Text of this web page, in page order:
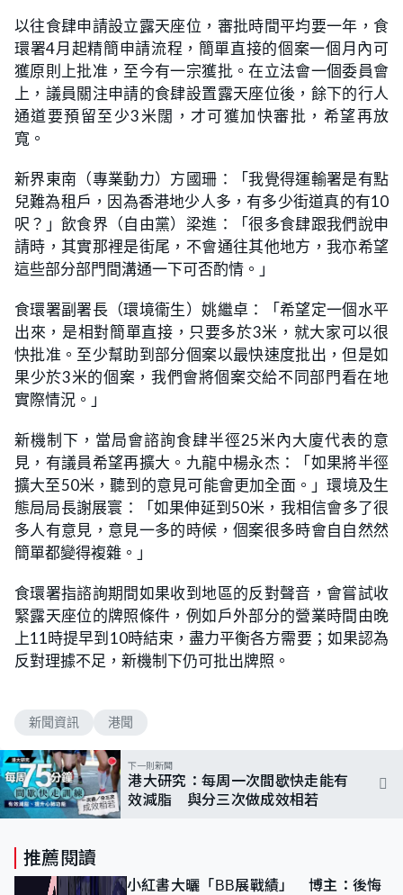
2
6
%
以往食肆申請設立露天座位，審批時間平均要一年，食
環署4月起精簡申請流程，簡單直接的個案一個月內可
獲原則上批准，至今有一宗獲批。在立法會一個委員會
上，議員關注申請的食肆設置露天座位後，餘下的行人
通道要預留至少3米闊，才可獲加快審批，希望再放
寬。
新界東南（專業動力）方國珊：「我覺得運輸署是有點
兒難為租戶，因為香港地少人多，有多少街道真的有10
呎？」飲食界（自由黨）梁進：「很多食肆跟我們說申
請時，其實那裡是街尾，不會通往其他地方，我亦希望
這些部分部門間溝通一下可否酌情。」
食環署副署長（環境衞生）姚繼卓：「希望定一個水平
出來，是相對簡單直接，只要多於3米，就大家可以很
快批准。至少幫助到部分個案以最快速度批出，但是如
果少於3米的個案，我們會將個案交給不同部門看在地
實際情況。」
新機制下，當局會諮詢食肆半徑25米內大廈代表的意
見，有議員希望再擴大。九龍中楊永杰：「如果將半徑
擴大至50米，聽到的意見可能會更加全面。」環境及生
態局局長謝展寰：「如果伸延到50米，我相信會多了很
多人有意見，意見一多的時候，個案很多時會自自然然
簡單都變得複雜。」
食環署指諮詢期間如果收到地區的反對聲音，會嘗試收
緊露天座位的牌照條件，例如戶外部分的營業時間由晚
上11時提早到10時結束，盡力平衡各方需要；如果認為
反對理據不足，新機制下仍可批出牌照。
新聞資訊 港聞
下一則新聞
港大研究：每周一次間歇快走能有
效減脂 與分三次做成效相若
推薦閱讀
小紅書大曬「BB展戰績」 博主：後悔